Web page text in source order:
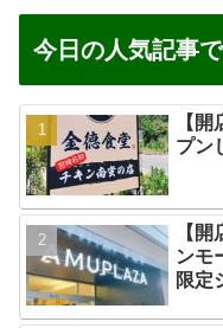
今日の人気記事
【
プン
【
ンモ
限定